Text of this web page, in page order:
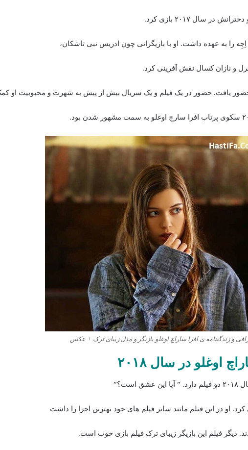
سال ۲۰۱۷ بازی کرد.
را به عهده داشت. او با بازیگرانی چون ادریس نبی تاشکان،
و نازان کسال نقش آفرینی کرد.
حضور یافت. حضور در یک فیلم و یک سریال بیش از پیش به شهرت و محبوبیت او
و زندگینامه ی افرا ساراچ اوغلو بازیگر و مدل زیبای ترک + عکس
اوغلو در سال ۲۰۱۸
او در این فیلم مانند سایر فیلم های خود بهترین اجرا را داشت
دیگر فیلم این بازیگر زیبای ترک فیلم بازی خوب است.